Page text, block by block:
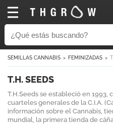
SEMILLAS CANNABIS FEMINIZADAS
T.H. SEEDS
T.H.Seeds se estableció en 1993,
cuarteles generales de la C.I.A.
información sobre el Cannabis,
mundial, la primera tienda de